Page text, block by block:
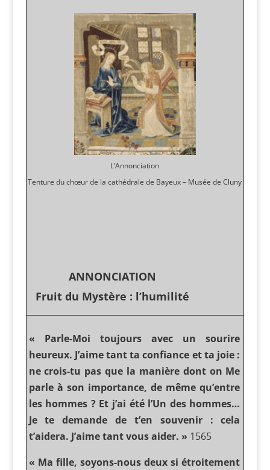
L’Annonciation
Tenture du chœur de la cathédrale de Bayeux – Musée de Cluny
ANNONCIATION
Fruit du Mystère : l’humilité
« Parle-Moi toujours avec un sourire
heureux. J’aime tant ta confiance et ta joie :
ne crois-tu pas que la manière dont on Me
parle à son importance, de même qu’entre
les hommes ? Et j’ai été l’Un des hommes…
Je te demande de t’en souvenir : cela
t’aidera. J’aime tant vous aider. » 1565
« Ma fille, soyons-nous deux si étroitement